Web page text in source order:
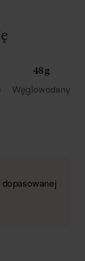
48 g
Węglowodany